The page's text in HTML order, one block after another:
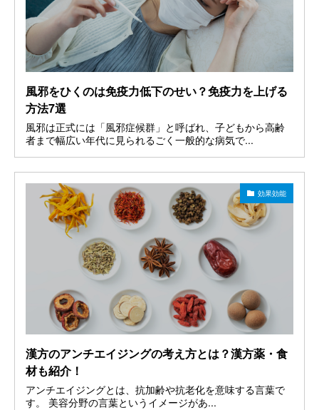
風邪をひくのは免疫力低下のせい？免疫力を上げる
方法7選
風邪は正式には「風邪症候群」と呼ばれ、子どもから高齢
者まで幅広い年代に見られるごく一般的な病気で...
効果効能
漢方のアンチエイジングの考え方とは？漢方薬・食
材も紹介！
アンチエイジングとは、抗加齢や抗老化を意味する言葉で
す。 美容分野の言葉というイメージがあ...